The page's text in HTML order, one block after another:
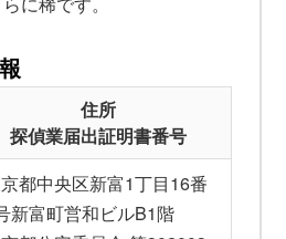
住所
探偵業届出証明書番号
都中央区新富1丁目16番
新富町営和ビルB1階